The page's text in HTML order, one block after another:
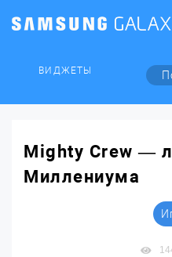
ВИДЖЕТЫ
Mighty Crew —
Миллениума